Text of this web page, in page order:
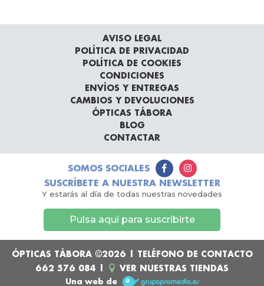
AVISO LEGAL
POLÍTICA DE PRIVACIDAD
POLÍTICA DE COOKIES
CONDICIONES
ENVÍOS Y ENTREGAS
CAMBIOS Y DEVOLUCIONES
ÓPTICAS TÁBORA
BLOG
CONTACTAR
SOMOS SOCIALES
SUSCRÍBETE A NUESTRA NEWSLETTER
Y estarás al día de todas nuestras novedades
Pulsa aquí para suscribirte
ÓPTICAS TÁBORA ©2026 | TELÉFONO DE CONTACTO
662 576 084
VER NUESTRAS TIENDAS
Una web de